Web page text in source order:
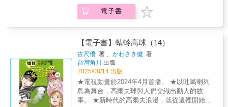
預料到的驚人結果落幕。五十嵐邀請與蜻蛉成
為「盟友」的檜前往吐噶喇。在那裡，檜看到
Digest Sha
電子書
【電子書】蜻蛉高球（14）
古尺優 著 、かわさき健 著
台灣角川 出版
2025/08/14 出版
★電視動畫於2024年4月首播。 ★以吐噶喇列
島為舞台，高爾夫球與人們交織出動人的故
事。 ★新時代的高爾夫浪漫，就從這裡開始。